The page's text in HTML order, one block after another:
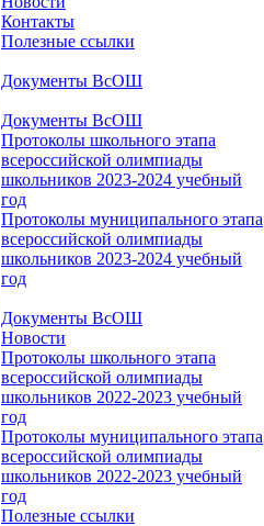
Контакты
Полезные ссылки
Документы ВсОШ
Документы ВсОШ
Протоколы школьного этапа
всероссийской олимпиады
школьников 2023-2024 учебный
год
Протоколы муниципального этапа
всероссийской олимпиады
школьников 2023-2024 учебный
год
Документы ВсОШ
Новости
Протоколы школьного этапа
всероссийской олимпиады
школьников 2022-2023 учебный
год
Протоколы муниципального этапа
всероссийской олимпиады
школьников 2022-2023 учебный
год
Полезные ссылки